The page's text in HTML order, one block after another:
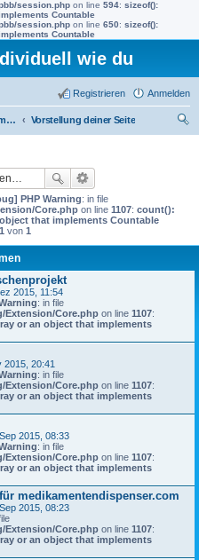
session.php on line 594: sizeof():
Countable
session.php on line 650: sizeof():
Countable
wie du
Anmelden
Registrieren
Nischenseiten Forum von AffiliSeo
Vorstellung deiner Seite
PHP Warning: in file
Core.php on line 1107: count():
that implements Countable
1 von 1
2015, 11:54
: in file
Extension/Core.php on line 1107:
or an object that implements
2015, 20:41
: in file
Extension/Core.php on line 1107:
or an object that implements
2015, 08:33
: in file
Extension/Core.php on line 1107:
or an object that implements
medikamentendispenser.com
2015, 08:23
Extension/Core.php on line 1107:
or an object that implements